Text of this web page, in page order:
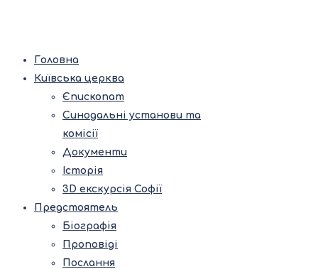
Головна
Київська церква
Єпископат
Синодальні установи та
комісії
Документи
Історія
3D екскурсія Софії
Предстоятель
Біографія
Проповіді
Послання